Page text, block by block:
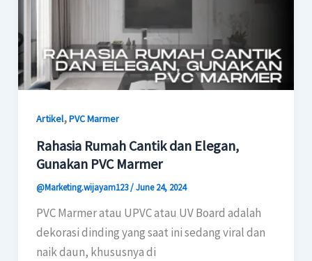
Artikel,PVC Marmer
Rahasia Rumah Cantik dan Elegan,
Gunakan PVC Marmer
@Marketing.wijayam123/June 24, 2024
PVC Marmer atau UPVC atau UV Board adalah
dekorasi dinding yang saat ini sedang viral dan
naik daun, khususnya di